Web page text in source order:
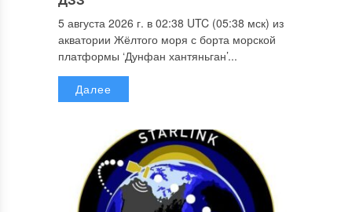
5 августа 2026 г. в 02:38 UTC (05:38 мск) из
акватории Жёлтого моря с борта морской
платформы ‘Дунфан хантяньган’...
Далее